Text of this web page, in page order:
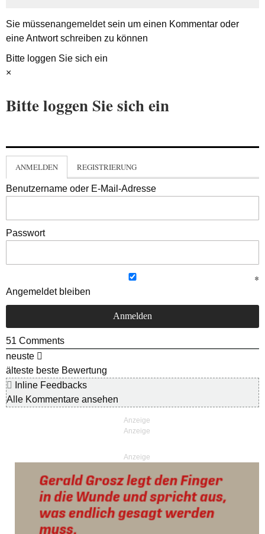
Sie müssenangemeldetsein um einen Kommentar oder
eine Antwort schreiben zu können
Bitte loggen Sie sich ein
×
Bitte loggen Sie sich ein
ANMELDEN REGISTRIERUNG
Benutzername oder E-Mail-Adresse
Passwort
Angemeldet bleiben
51 Comments
neuste
älteste beste Bewertung
Inline Feedbacks
Alle Kommentare ansehen
Anzeige